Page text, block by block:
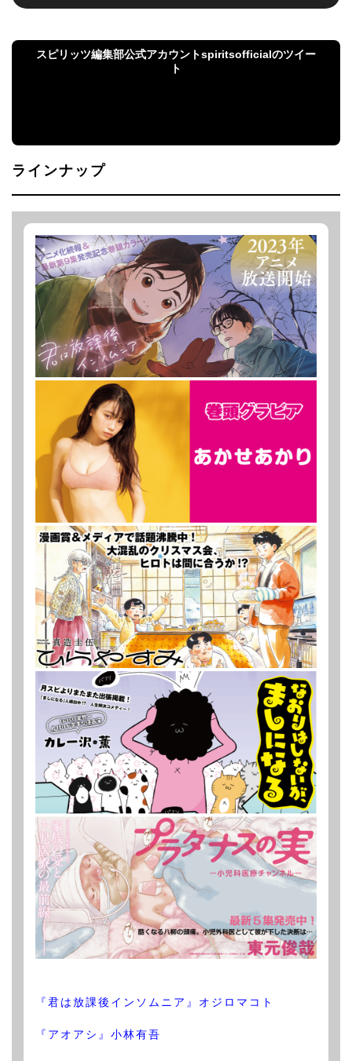
スピリッツ編集部公式アカウントspiritsofficialのツイー
ト
ラインナップ
『君は放課後インソムニア』オジロマコト
『アオアシ』小林有吾